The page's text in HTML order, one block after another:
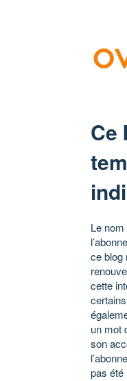
Ce
Le
ce blog
cette
un mot
son
pas été